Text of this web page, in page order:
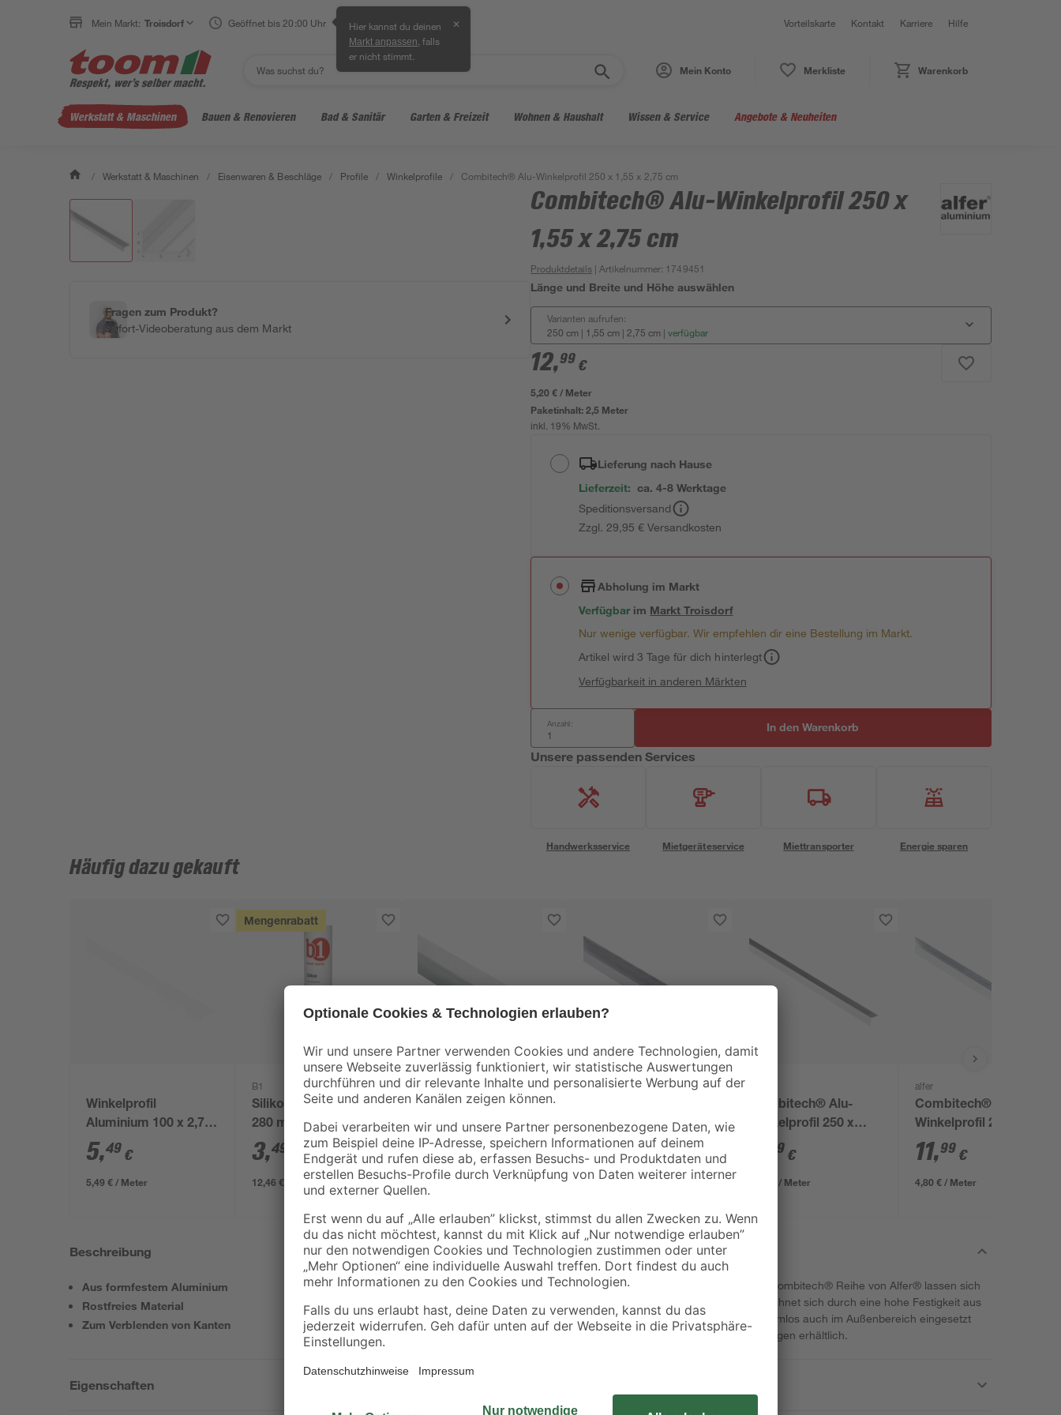
Mein Markt: Troisdorf Geöffnet bis 20:00 Uhr Hier kannst du deinen
Markt anpassen , falls
er nicht stimmt.
✕ Vorteilskarte Kontakt Karriere Hilfe
Mein Konto Merkliste Warenkorb
Werkstatt & Maschinen Bauen & Renovieren Bad & Sanitär Garten & Freizeit Wohnen & Haushalt Wissen & Service Angebote & Neuheiten
/ Werkstatt & Maschinen / Eisenwaren & Beschläge / Profile / Winkelprofile / Combitech® Alu-Winkelprofil 250 x 1,55 x 2,75 cm
Fragen zum Produkt?
Sofort-Videoberatung aus dem Markt
Combitech® Alu-Winkelprofil 250 x
1,55 x 2,75 cm
Produktdetails | Artikelnummer: 1749451
Länge und Breite und Höhe auswählen
Varianten aufrufen:
250 cm | 1,55 cm | 2,75 cm | verfügbar
12,99 €
5,20 € / Meter
Paketinhalt:2,5 Meter
inkl. 19% MwSt.
Lieferung nach Hause
Lieferzeit: ca. 4-8 Werktage
Speditionsversand
Zzgl. 29,95 € Versandkosten
Abholung im Markt
Verfügbar im MarktTroisdorf
Nur wenige verfügbar. Wir empfehlen dir eine Bestellung im Markt.
Artikel wird 3 Tage für dich hinterlegt
Verfügbarkeit in anderen Märkten
Anzahl: In den Warenkorb
Unsere passenden Services
Handwerksservice Mietgeräteservice Miettransporter Energie sparen
Häufig dazu gekauft
Winkelprofil
Aluminium 100 x 2,75
x 1,55 cm
5,49 €
5,49 € / Meter
Mengenrabatt
B1
Silikon transparent
280 ml
3,49
12,46 € / Liter
Winkel 1,15 x 1,95 cm
9,59 €
3,84 € / Meter
alfer
Winkelprofil 250 x
1,95 x 3,55 cm
16,99€
6,80 € / Meter
Combitech® Alu-
Winkelprofil 250 x
1,55 x 1,55 cm
29 €
3,32 € / Meter
alfer
Combitech® Alu-
Winkelprofil 250 x
1,95 x 1,95 cm
11,99 €
4,80 € / Meter
Beschreibung
Aus formfestem Aluminium
Rostfreies Material
Zum Verblenden von Kanten
Mit dem hochwertigen Alu-Winkelprofil aus der combitech® Reihe von Alfer® lassen sich
Kanten verblenden und schützen. Das Profil zeichnet sich durch eine hohe Festigkeit aus
und ist darüber hinaus rostfrei, sodass es problemlos auch im Außenbereich eingesetzt
werden kann. Es ist in verschiedenen Ausführungen erhältlich.
Eigenschaften